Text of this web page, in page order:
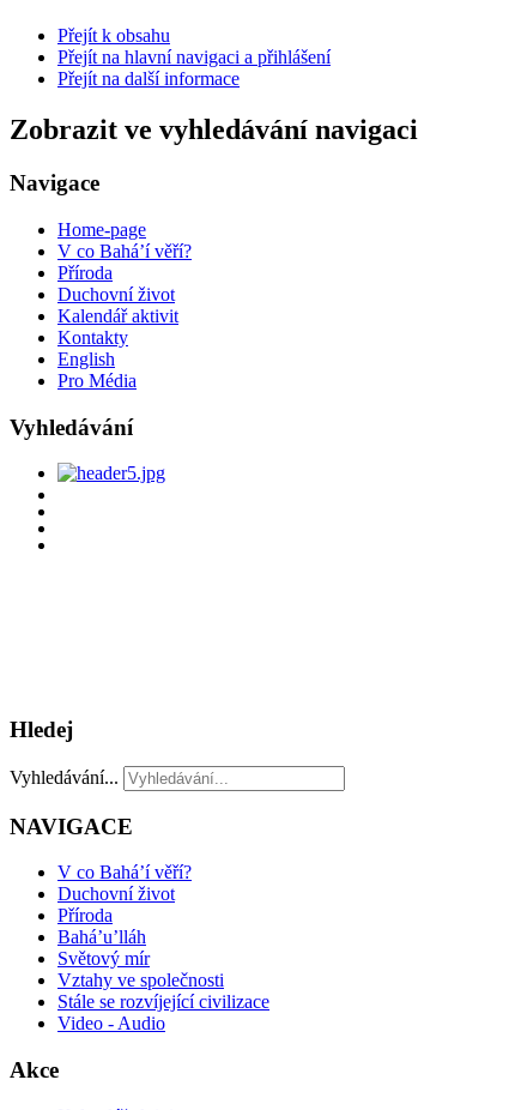
Přejít k obsahu
Přejít na hlavní navigaci a přihlášení
Přejít na další informace
Zobrazit ve vyhledávání navigaci
Navigace
Home-page
V co Bahá’í věří?
Příroda
Duchovní život
Kalendář aktivit
Kontakty
English
Pro Média
Vyhledávání
Hledej
Vyhledávání...
NAVIGACE
V co Bahá’í věří?
Duchovní život
Příroda
Bahá’u’lláh
Světový mír
Vztahy ve společnosti
Stále se rozvíjející civilizace
Video - Audio
Akce